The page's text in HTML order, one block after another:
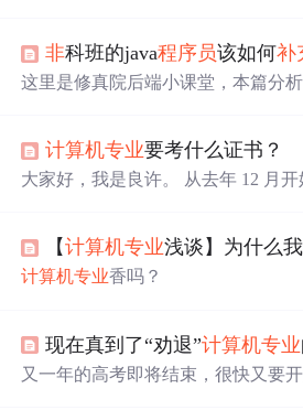
位本科生了，本科生的教育是面向
机组成原理学习结束之后，只是得
是怎么一回事，如果阁下有足够的时
非科班的java程序员该如何补
有好的计算机基础，可是为什么 需要
弄明白，要学哪些 基础知识就清楚多了。 第
计算机专业要考什么证书？
大家好，我是良许。 从去年 12 月
每个视频都花了很多时间精力用心
考虑到有些小伙伴没有看过我的视
全国计算机等级考试了。 以下几个
下就是高薪。 第一，ACM，被称为
金量高，难度大（这个其实是比赛
【计算机专业浅谈】为什么
计算机专业香吗？
现在真到了“劝退”计算机专业
又一年的高考即将结束，很快又要